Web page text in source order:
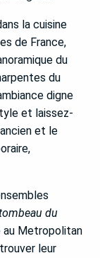
la cuisine
de France,
du
du
digne
et laissez-
et le
du
au Metropolitan
leur